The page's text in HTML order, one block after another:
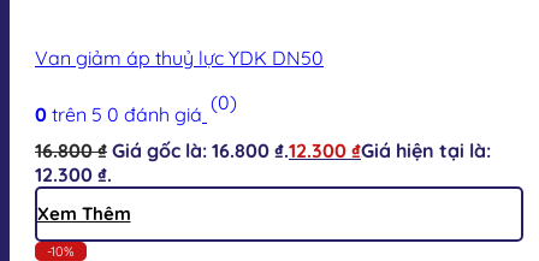
Van giảm áp thuỷ lực YDK DN50
0 trên 5 0 đánh giá (0)
16.800₫ Giá gốc là: 16.800 ₫.12.300 ₫Giá hiện tại là:
12.300 ₫.
Xem Thêm
-10%